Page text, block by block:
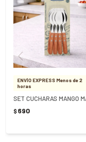
ENVÍO EXPRESS Menos de 2
horas
$ 690